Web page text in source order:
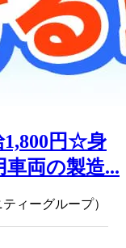
1,800円☆身
両の製造...
ィーグループ）